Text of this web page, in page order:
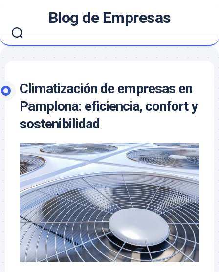
contenido
Blog de Empresas
Climatización de empresas en
Pamplona: eficiencia, confort y
sostenibilidad